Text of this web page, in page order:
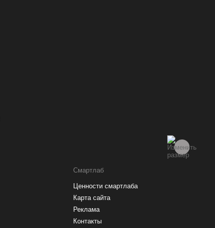
Смартлаб
Ценности смартлаба
Карта сайта
Реклама
Контакты